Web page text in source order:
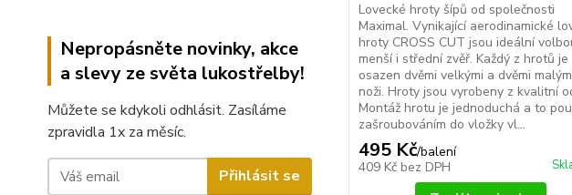
Nepropásněte novinky, akce
a slevy ze světa lukostřelby!
Můžete se kdykoli odhlásit. Zasíláme
zpravidla 1x za měsíc.
Přihlásit se
Lovecké hroty šípů od společnosti
Maximal. Vynikající aerodinamické
hroty CROSS CUT jsou ideální
menší i střední zvěř. Každý z hrotů je
osazen dvěmi velkými a dvěmi
noži. Hroty jsou vyrobeny z kvalitní
Montáž hrotu je jednoduchá a to
zašroubováním do vložky vl...
495 Kč/balení
409 Kč bez DPH